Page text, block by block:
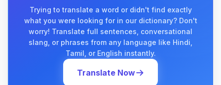
Trying to translate a word or didn't find exactly
what you were looking for in our dictionary? Don't
worry! Translate full sentences, conversational
slang, or phrases from any language like Hindi,
Tamil, or English instantly.
Translate Now